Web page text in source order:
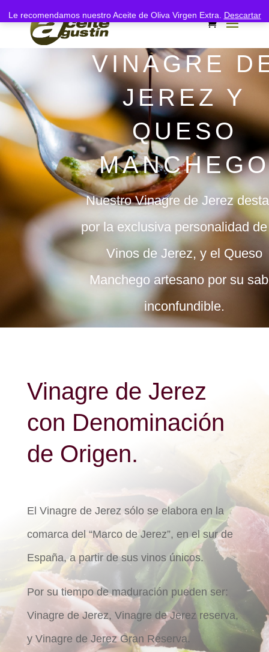
VINAGRE
JEREZ Y
QUESO
Nuestro Vinagre de Jerez
por la exclusiva personalidad
Vinos de Jerez, y el Queso
Manchego artesano por su
inconfundible.
Vinagre de Jerez
con Denominación
de Origen.
El Vinagre de Jerez sólo se elabora en la
comarca del “Marco de Jerez”, en el sur de
España, a partir de sus vinos únicos.
Por su tiempo de maduración pueden ser:
Vinagre de Jerez, Vinagre de Jerez reserva,
y Vinagre de Jerez Gran Reserva.
Le recomendamos nuestro Aceite de Oliva Virgen Extra. Descartar